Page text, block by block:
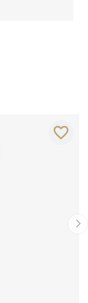
favorite_border